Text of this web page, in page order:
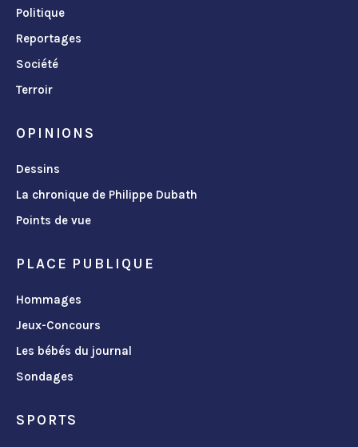
Politique
Reportages
Société
Terroir
OPINIONS
Dessins
La chronique de Philippe Dubath
Points de vue
PLACE PUBLIQUE
Hommages
Jeux-Concours
Les bébés du journal
Sondages
SPORTS